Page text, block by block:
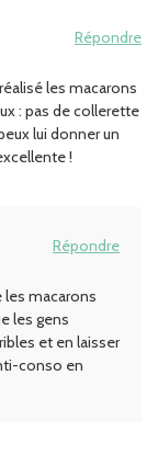
Répondre
les macarons
: pas de collerette
lui donner un
!
Répondre
les macarons
les gens
et en laisser
conso en